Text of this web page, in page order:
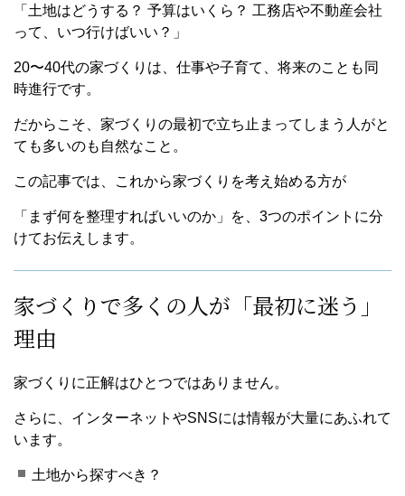
「土地はどうする？ 予算はいくら？ 工務店や不動産会社
って、いつ行けばいい？」
20〜40代の家づくりは、仕事や子育て、将来のことも同
時進行です。
だからこそ、家づくりの最初で立ち止まってしまう人がと
ても多いのも自然なこと。
この記事では、これから家づくりを考え始める方が
「まず何を整理すればいいのか」を、3つのポイントに分
けてお伝えします。
家づくりで多くの人が「最初に迷う」
理由
家づくりに正解はひとつではありません。
さらに、インターネットやSNSには情報が大量にあふれて
います。
土地から探すべき？